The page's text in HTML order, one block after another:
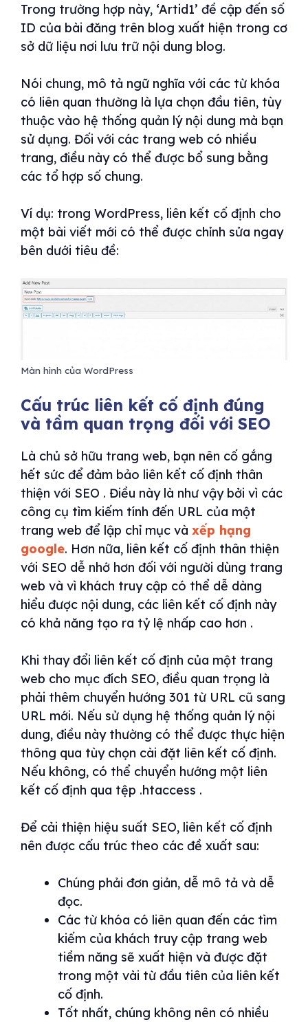
Trong trường hợp này, ‘Artid1’ đề cập đến số
ID của bài đăng trên blog xuất hiện trong cơ
sở dữ liệu nơi lưu trữ nội dung blog.
Nói chung, mô tả ngữ nghĩa với các từ khóa
có liên quan thường là lựa chọn đầu tiên, tùy
thuộc vào hệ thống quản lý nội dung mà bạn
sử dụng. Đối với các trang web có nhiều
trang, điều này có thể được bổ sung bằng
các tổ hợp số chung.
Ví dụ: trong WordPress, liên kết cố định cho
một bài viết mới có thể được chỉnh sửa ngay
bên dưới tiêu đề:
Màn hình của WordPress
Cấu trúc liên kết cố định đúng
và tầm quan trọng đối với SEO
Là chủ sở hữu trang web, bạn nên cố gắng
hết sức để đảm bảo liên kết cố định thân
thiện với SEO . Điều này là như vậy bởi vì các
công cụ tìm kiếm tính đến URL của một
trang web để lập chỉ mục và xếp hạng
google. Hơn nữa, liên kết cố định thân thiện
với SEO dễ nhớ hơn đối với người dùng trang
web và vì khách truy cập có thể dễ dàng
hiểu được nội dung, các liên kết cố định này
có khả năng tạo ra tỷ lệ nhấp cao hơn .
Khi thay đổi liên kết cố định của một trang
web cho mục đích SEO, điều quan trọng là
phải thêm chuyển hướng 301 từ URL cũ sang
URL mới. Nếu sử dụng hệ thống quản lý nội
dung, điều này thường có thể được thực hiện
thông qua tùy chọn cài đặt liên kết cố định.
Nếu không, có thể chuyển hướng một liên
kết cố định qua tệp .htaccess .
Để cải thiện hiệu suất SEO, liên kết cố định
nên được cấu trúc theo các đề xuất sau:
Chúng phải đơn giản, dễ mô tả và dễ
đọc.
Các từ khóa có liên quan đến các tìm
kiếm của khách truy cập trang web
tiềm năng sẽ xuất hiện và được đặt
trong một vài từ đầu tiên của liên kết
cố định.
Tốt nhất, chúng không nên có nhiều